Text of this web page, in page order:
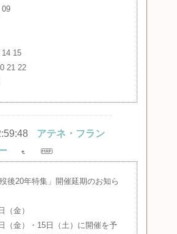
09
15
21 22
アテネ・フラン
後20年特集」開催延期のお知ら
（金）
（金）・15日（土）に開催を予